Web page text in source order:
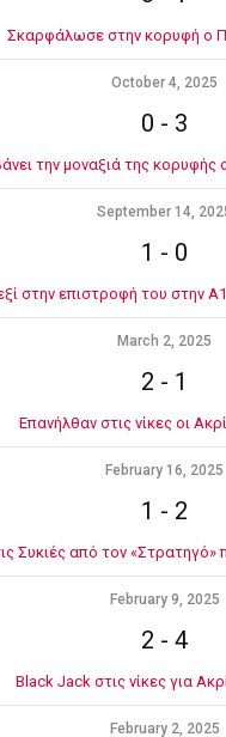
Σκαρφάλωσε στην κορυφή ο
October 4, 2025
0 - 3
την μοναξιά της
September 14,
1 - 0
στην επιστροφή του στην
March 2, 2025
2 - 1
Επανήλθαν στις νίκες οι
February 16, 2025
1 - 2
Συκιές από τον
February 9, 2025
2 - 4
Black Jack στις νίκες για
February 2, 2025